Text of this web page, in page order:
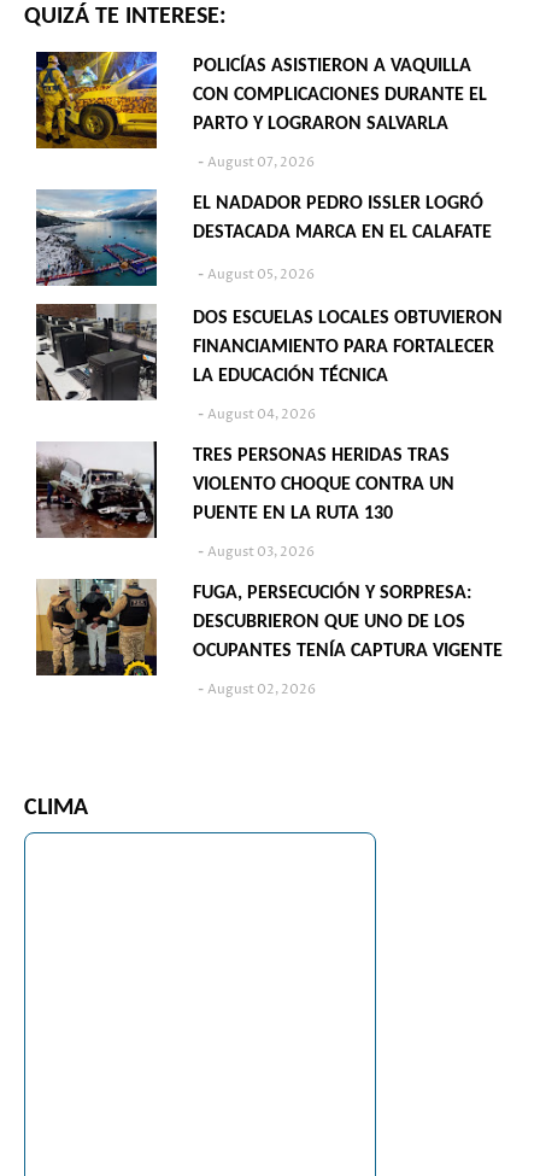
QUIZÁ TE INTERESE:
POLICÍAS ASISTIERON A VAQUILLA
CON COMPLICACIONES DURANTE EL
PARTO Y LOGRARON SALVARLA
August 07, 2026
EL NADADOR PEDRO ISSLER LOGRÓ
DESTACADA MARCA EN EL CALAFATE
August 05, 2026
DOS ESCUELAS LOCALES OBTUVIERON
FINANCIAMIENTO PARA FORTALECER
LA EDUCACIÓN TÉCNICA
August 04, 2026
TRES PERSONAS HERIDAS TRAS
VIOLENTO CHOQUE CONTRA UN
PUENTE EN LA RUTA 130
August 03, 2026
FUGA, PERSECUCIÓN Y SORPRESA:
DESCUBRIERON QUE UNO DE LOS
OCUPANTES TENÍA CAPTURA VIGENTE
August 02, 2026
CLIMA